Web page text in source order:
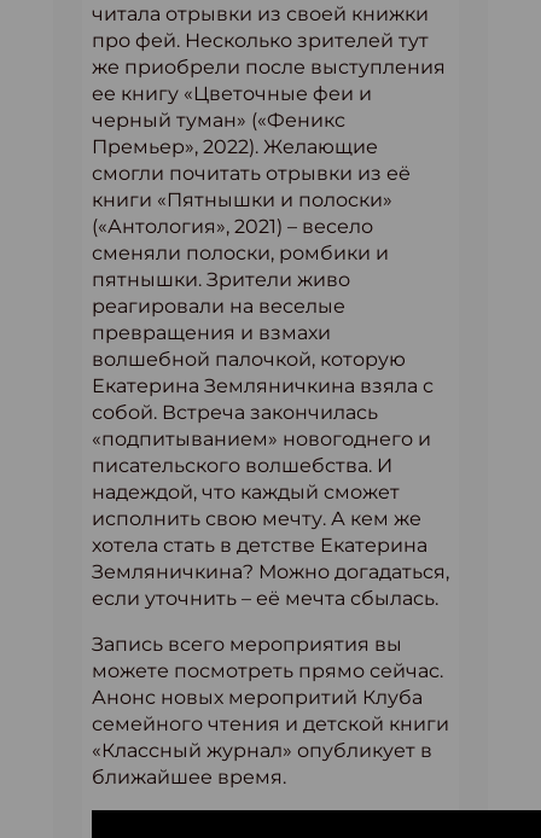
читала отрывки из своей книжки
про фей. Несколько зрителей тут
же приобрели после выступления
ее книгу «Цветочные феи и
черный туман» («Феникс
Премьер», 2022). Желающие
смогли почитать отрывки из её
книги «Пятнышки и полоски»
(«Антология», 2021) – весело
сменяли полоски, ромбики и
пятнышки. Зрители живо
реагировали на веселые
превращения и взмахи
волшебной палочкой, которую
Екатерина Земляничкина взяла с
собой. Встреча закончилась
«подпитыванием» новогоднего и
писательского волшебства. И
надеждой, что каждый сможет
исполнить свою мечту. А кем же
хотела стать в детстве Екатерина
Земляничкина? Можно догадаться,
если уточнить – её мечта сбылась.
Запись всего мероприятия вы
можете посмотреть прямо сейчас.
Анонс новых меропритий Клуба
семейного чтения и детской книги
«Классный журнал» опубликует в
ближайшее время.